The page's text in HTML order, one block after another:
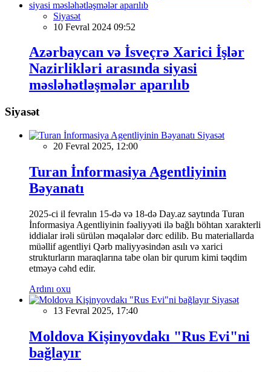
Siyasət
10 Fevral 2024 09:52
Azərbaycan və İsveçrə Xarici İşlər
Nazirlikləri arasında siyasi
məsləhətləşmələr aparılıb
Siyasət
Siyasət
20 Fevral 2025, 12:00
Turan İnformasiya Agentliyinin
Bəyanatı
2025-ci il fevralın 15-də və 18-də Day.az saytında Turan
İnformasiya Agentliyinin fəaliyyəti ilə bağlı böhtan xarakterli
iddialar irəli sürülən məqalələr dərc edilib. Bu materiallarda
müəllif agentliyi Qərb maliyyəsindən asılı və xarici
strukturların maraqlarına tabe olan bir qurum kimi təqdim
etməyə cəhd edir.
Ardını oxu
Siyasət
13 Fevral 2025, 17:40
Moldova Kişinyovdakı "Rus Evi"ni
bağlayır